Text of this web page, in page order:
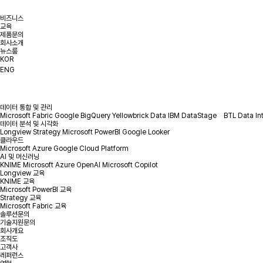
비즈니스
교육
제품문의
회사소개
뉴스룸
KOR
ENG
데이터 통합 및 관리
Microsoft Fabric Google BigQuery Yellowbrick Data IBM DataStage
BTL Data
데이터 분석 및 시각화
Longview Strategy Microsoft PowerBI Google Looker
클라우드
Microsoft Azure Google Cloud Platform
AI 및 머신러닝
KNIME Microsoft Azure OpenAI Microsoft Copilot
Longview 교육
KNIME 교육
Microsoft PowerBI 교육
Strategy 교육
Microsoft Fabric 교육
솔루션문의
기술지원문의
회사개요
조직도
고객사
레퍼런스